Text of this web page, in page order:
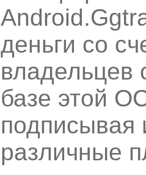
деньги со
владельцев
базе этой
подписывая
различные